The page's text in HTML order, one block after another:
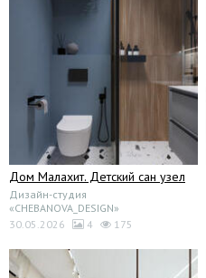
Дом Малахит. Детский сан узел
Дизайн-студия
«CHEBANOVA_DESIGN»
30.05.2026
4 175